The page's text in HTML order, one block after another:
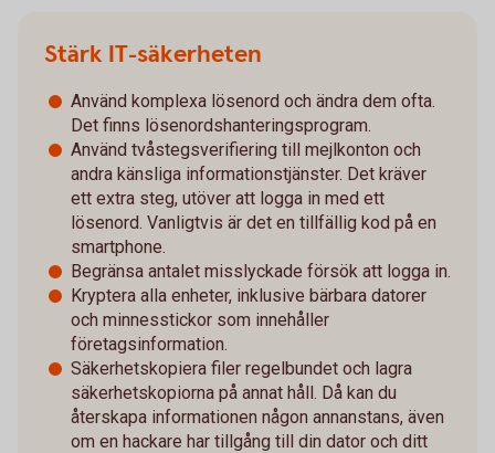
Stärk IT-säkerheten
Använd komplexa lösenord och ändra dem ofta.
Det finns lösenordshanteringsprogram.
Använd tvåstegsverifiering till mejlkonton och
andra känsliga informationstjänster. Det kräver
ett extra steg, utöver att logga in med ett
lösenord. Vanligtvis är det en tillfällig kod på en
smartphone.
Begränsa antalet misslyckade försök att logga in.
Kryptera alla enheter, inklusive bärbara datorer
och minnesstickor som innehåller
företagsinformation.
Säkerhetskopiera filer regelbundet och lagra
säkerhetskopiorna på annat håll. Då kan du
återskapa informationen någon annanstans, även
om en hackare har tillgång till din dator och ditt